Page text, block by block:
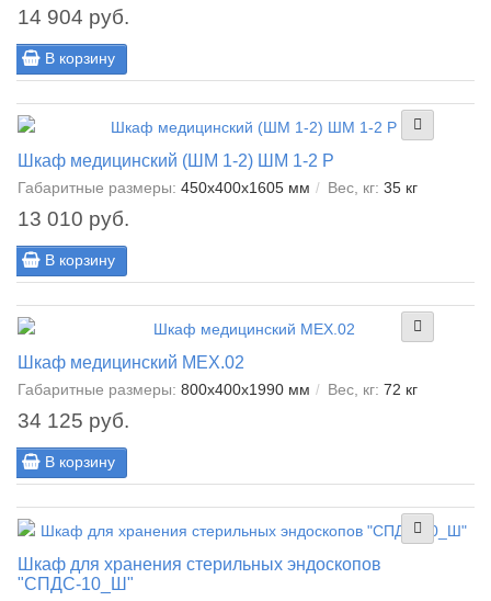
14 904 руб.
В корзину
Шкаф медицинский (ШМ 1-2) ШМ 1-2 Р
Габаритные размеры: 450х400х1605 мм Вес, кг: 35 кг
13 010 руб.
В корзину
Шкаф медицинский МЕХ.02
Габаритные размеры: 800х400х1990 мм Вес, кг: 72 кг
34 125 руб.
В корзину
Шкаф для хранения стерильных эндоскопов
"СПДС-10_Ш"